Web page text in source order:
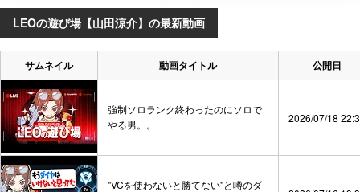
LEOの遊び場【山田涼介】の最新動画
サムネイル 動画タイトル 公開日
強制ソロランク終わったのにソロで
やる男。。
2026/07/18
"VCを使わないと勝てない"と噂のダ